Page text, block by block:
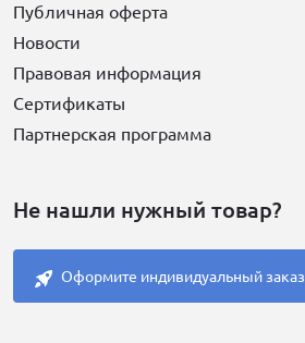
Публичная оферта
Новости
Правовая информация
Сертификаты
Партнерская программа
Не нашли нужный товар?
Оформите индивидуальный заказ